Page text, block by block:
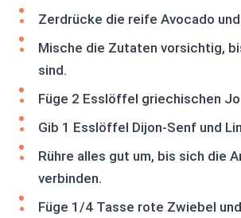
Zerdrücke die reife Avocado
Mische die Zutaten vorsichtig,
sind.
Füge 2 Esslöffel griechischen
Gib 1 Esslöffel Dijon-Senf und
Rühre alles gut um, bis sich die
verbinden.
Füge 1/4 Tasse rote Zwiebel